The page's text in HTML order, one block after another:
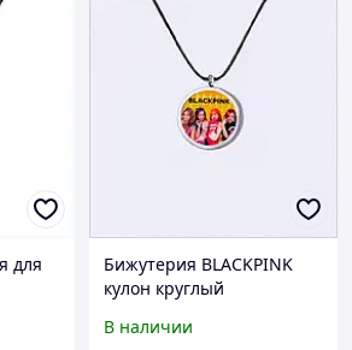
для
Бижутерия BLACKPINK
кулон круглый
8C9K60226
В наличии